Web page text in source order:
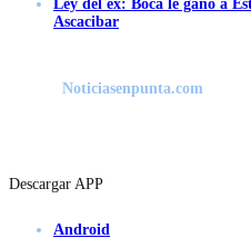
Ley del ex: Boca le ganó a
Ascacibar
Noticiasenpunta.com
Descargar APP
Android